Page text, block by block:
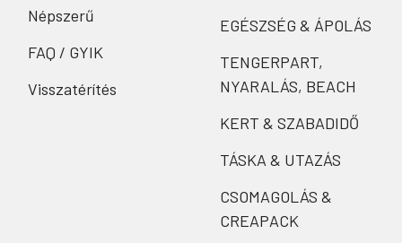
Népszerű
FAQ / GYIK
Visszatérítés
EGÉSZSÉG & ÁPOLÁS
TENGERPART,
NYARALÁS, BEACH
KERT & SZABADIDŐ
TÁSKA & UTAZÁS
CSOMAGOLÁS &
CREAPACK